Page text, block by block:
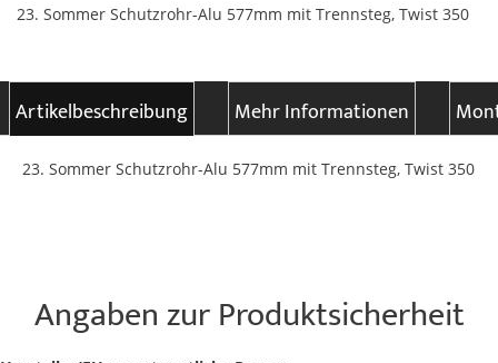
23. Sommer Schutzrohr-Alu 577mm mit Trennsteg, Twist 350
Artikelbeschreibung Mehr Informationen
23. Sommer Schutzrohr-Alu 577mm mit Trennsteg, Twist 350
Angaben zur Produktsicherheit